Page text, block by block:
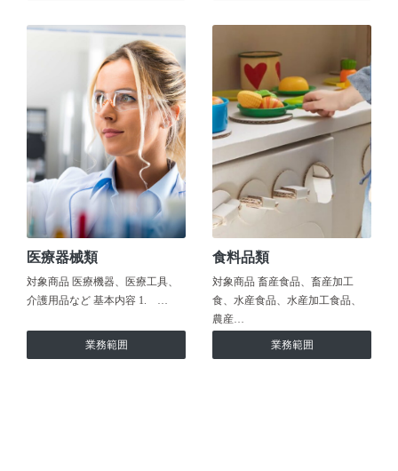
医療器械類
対象商品 医療機器、医療工具、
介護用品など 基本内容 1. …
業務範囲
食料品類
対象商品 畜産食品、畜産加工
食、水産食品、水産加工食品、
農産…
業務範囲